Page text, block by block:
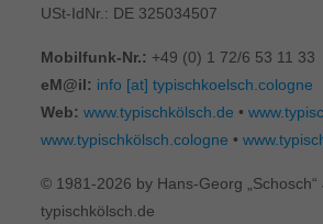
USt-IdNr.: DE 325034507
Mobilfunk-Nr.: +49 (0) 1 72/6 53 11 33
eM@il: info [at] typischkoelsch.cologne
Web: www.typischkölsch.de •
www.typischkölsch.cologne •
© 1981-2026 by Hans-Georg
typischkölsch.de